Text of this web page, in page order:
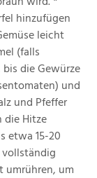
hinzufügen
leicht
(falls
die Gewürze
und
und Pfeffer
die Hitze
etwa 15-20
umrühren, um